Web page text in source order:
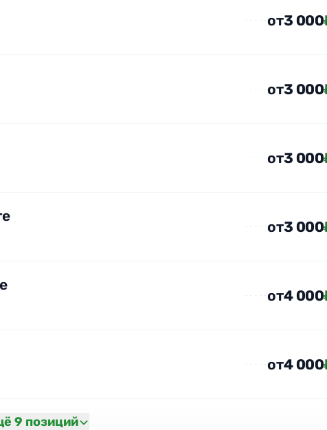
от3 000
от3 000
от3 000
от3 000
от4 000
от4 000
9 позиций